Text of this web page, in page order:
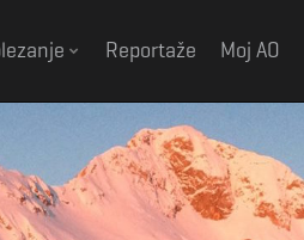
Reportaže Moj AO